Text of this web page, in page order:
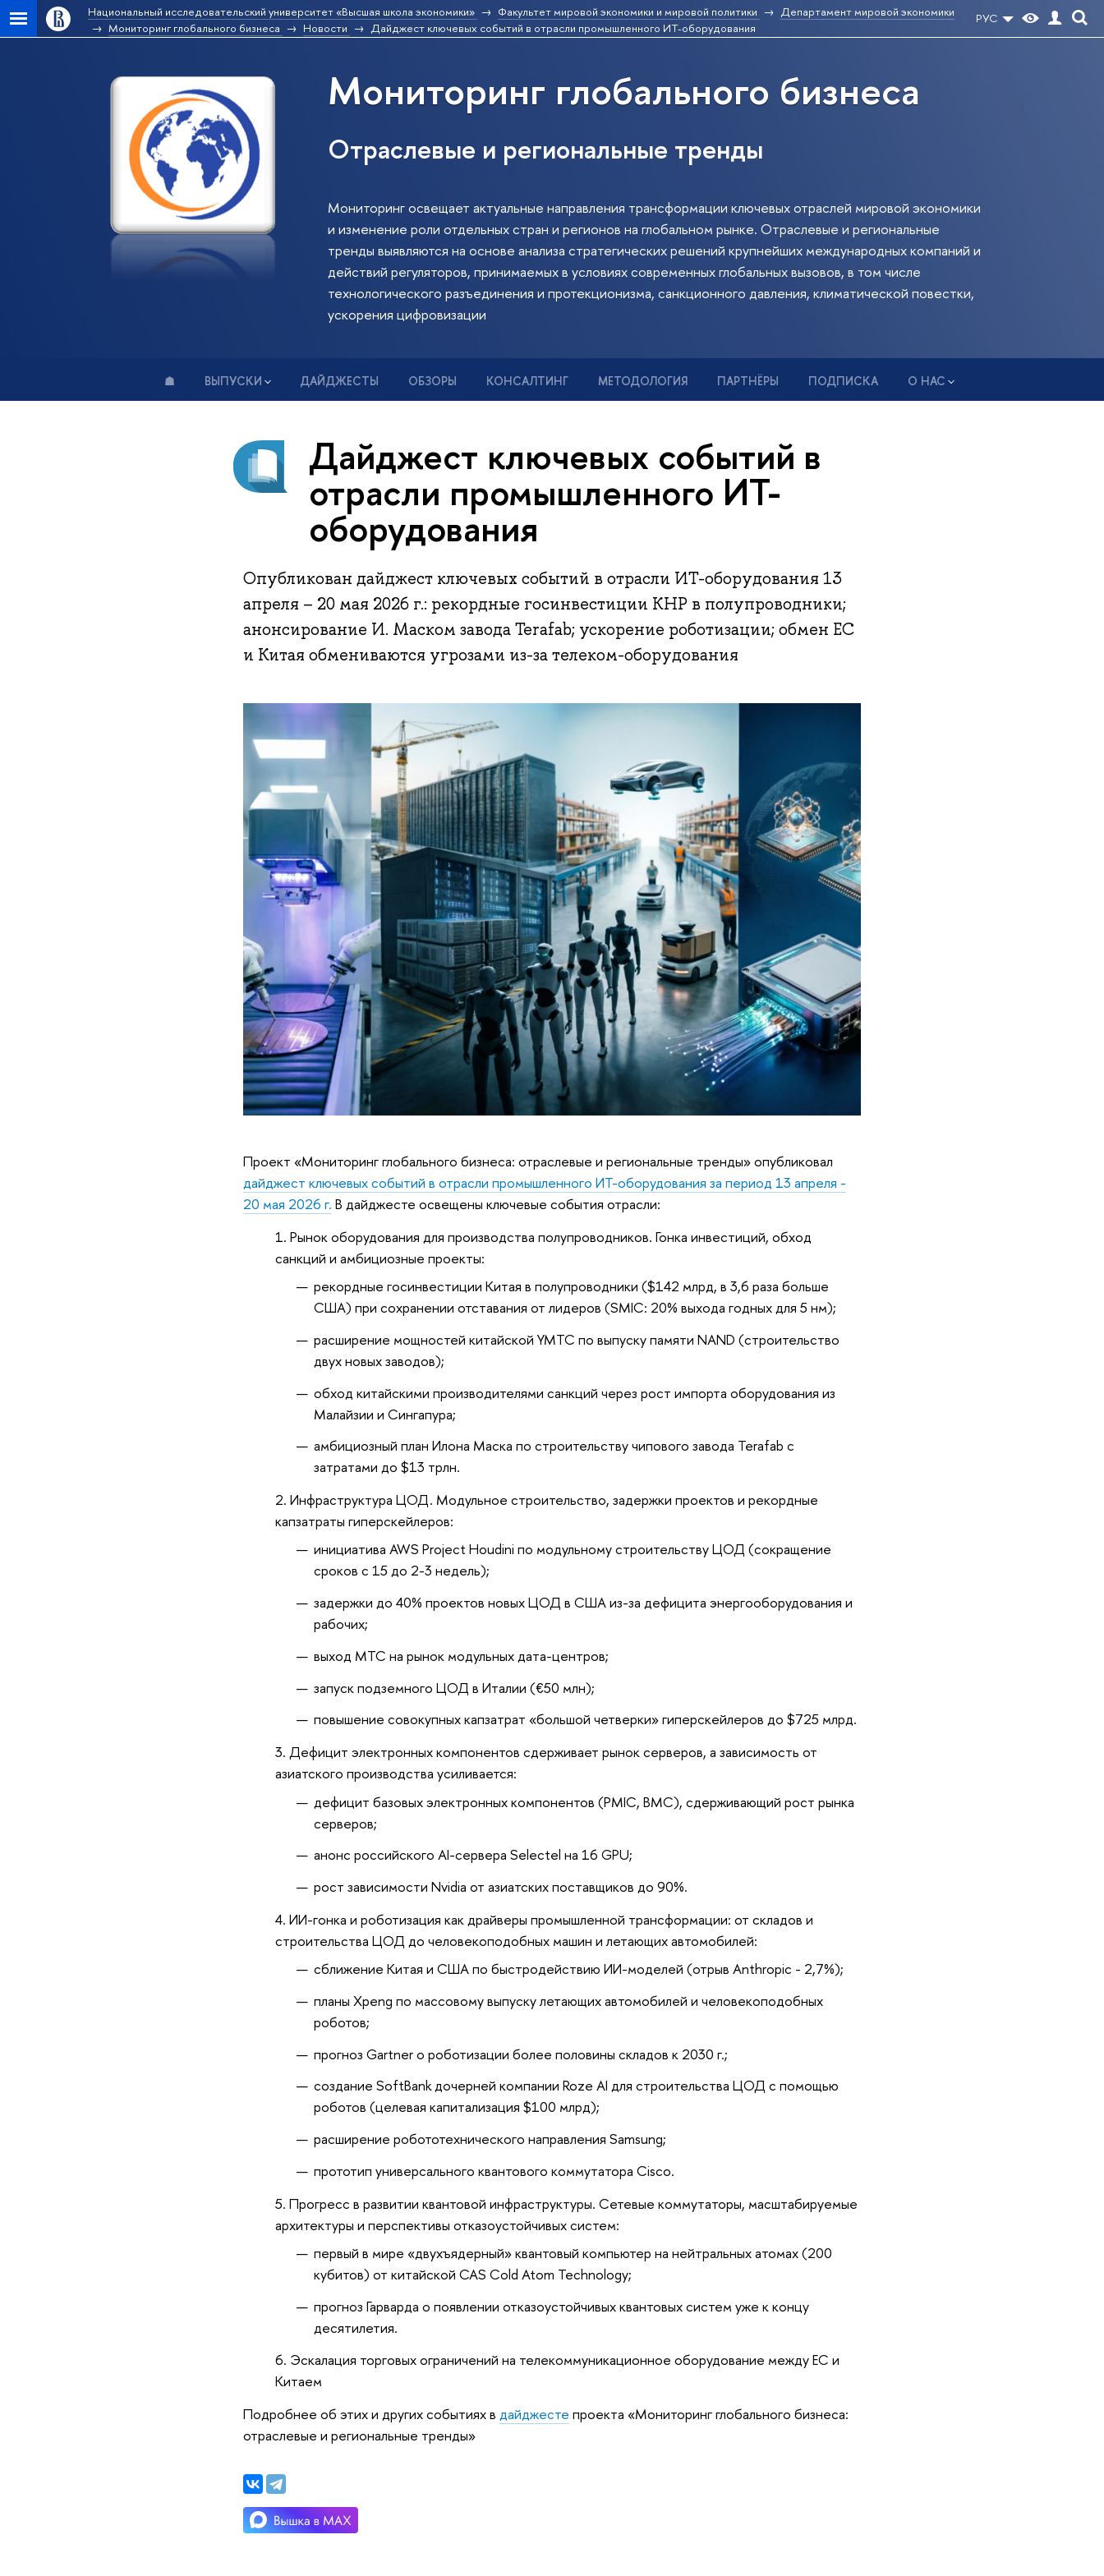
РУС
Национальный исследовательский университет «Высшая школа экономики» Факультет мировой экономики и мировой политики
Департамент мировой экономики
Мониторинг глобального бизнеса
Новости Дайджест ключевых событий в отрасли промышленного ИТ-оборудования
Мониторинг глобального бизнеса
Отраслевые и региональные тренды
Мониторинг освещает актуальные направления трансформации ключевых отраслей мировой экономики
и изменение роли отдельных стран и регионов на глобальном рынке. Отраслевые и региональные
тренды выявляются на основе анализа стратегических решений крупнейших международных компаний и
действий регуляторов, принимаемых в условиях современных глобальных вызовов, в том числе
технологического разъединения и протекционизма, санкционного давления, климатической повестки,
ускорения цифровизации
☗ ВЫПУСКИ ДАЙДЖЕСТЫ ОБЗОРЫ КОНСАЛТИНГ МЕТОДОЛОГИЯ ПАРТНЁРЫ ПОДПИСКА О НАС
Дайджест ключевых событий в
отрасли промышленного ИТ-
оборудования
Опубликован дайджест ключевых событий в отрасли ИТ-оборудования 13
апреля – 20 мая 2026 г.: рекордные госинвестиции КНР в полупроводники;
анонсирование И. Маском завода Terafab; ускорение роботизации; обмен ЕС
и Китая обмениваются угрозами из-за телеком-оборудования
Проект «Мониторинг глобального бизнеса: отраслевые и региональные тренды» опубликовал
дайджест ключевых событий в отрасли промышленного ИТ-оборудования за период 13 апреля -
20 мая 2026 г. В дайджесте освещены ключевые события отрасли:
Рынок оборудования для производства полупроводников. Гонка инвестиций, обход
санкций и амбициозные проекты:
рекордные госинвестиции Китая в полупроводники ($142 млрд, в 3,6 раза больше
США) при сохранении отставания от лидеров (SMIC: 20% выхода годных для 5 нм);
расширение мощностей китайской YMTC по выпуску памяти NAND (строительство
двух новых заводов);
обход китайскими производителями санкций через рост импорта оборудования из
Малайзии и Сингапура;
амбициозный план Илона Маска по строительству чипового завода Terafab с
затратами до $13 трлн.
Инфраструктура ЦОД. Модульное строительство, задержки проектов и рекордные
капзатраты гиперскейлеров:
инициатива AWS Project Houdini по модульному строительству ЦОД (сокращение
сроков с 15 до 2-3 недель);
задержки до 40% проектов новых ЦОД в США из-за дефицита энергооборудования и
рабочих;
выход МТС на рынок модульных дата-центров;
запуск подземного ЦОД в Италии (€50 млн);
повышение совокупных капзатрат «большой четверки» гиперскейлеров до $725 млрд.
Дефицит электронных компонентов сдерживает рынок серверов, а зависимость от
азиатского производства усиливается:
дефицит базовых электронных компонентов (PMIC, BMC), сдерживающий рост рынка
серверов;
анонс российского AI-сервера Selectel на 16 GPU;
рост зависимости Nvidia от азиатских поставщиков до 90%.
ИИ-гонка и роботизация как драйверы промышленной трансформации: от складов и
строительства ЦОД до человекоподобных машин и летающих автомобилей:
сближение Китая и США по быстродействию ИИ-моделей (отрыв Anthropic - 2,7%);
планы Xpeng по массовому выпуску летающих автомобилей и человекоподобных
роботов;
прогноз Gartner о роботизации более половины складов к 2030 г.;
создание SoftBank дочерней компании Roze AI для строительства ЦОД с помощью
роботов (целевая капитализация $100 млрд);
расширение робототехнического направления Samsung;
прототип универсального квантового коммутатора Cisco.
Прогресс в развитии квантовой инфраструктуры. Сетевые коммутаторы, масштабируемые
архитектуры и перспективы отказоустойчивых систем:
первый в мире «двухъядерный» квантовый компьютер на нейтральных атомах (200
кубитов) от китайской CAS Cold Atom Technology;
прогноз Гарварда о появлении отказоустойчивых квантовых систем уже к концу
десятилетия.
Эскалация торговых ограничений на телекоммуникационное оборудование между ЕС и
Китаем
Подробнее об этих и других событиях в дайджесте проекта «Мониторинг глобального бизнеса:
отраслевые и региональные тренды»